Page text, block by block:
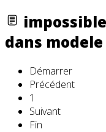
dans
Démarrer
Précédent
1
Suivant
Fin